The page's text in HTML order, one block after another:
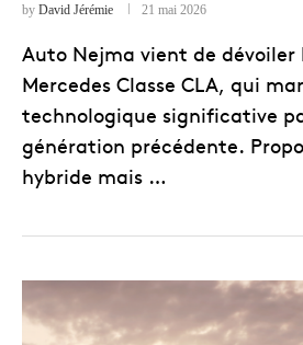
by David Jérémie 21 mai 2026
Auto Nejma vient de
Mercedes Classe CLA, qui
technologique significative
génération précédente.
hybride mais …